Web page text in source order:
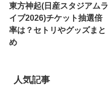
東方神起(日産スタジアムラ
イブ2026)チケット抽選倍
率は？セトリやグッズまと
め
人気記事